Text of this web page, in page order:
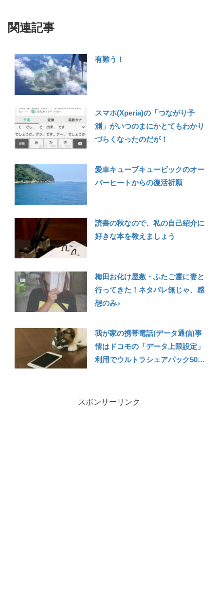
関連記事
有難う！
スマホ(Xperia)の「つながり予
測」がいつのまにかとてもわかり
づらくなったのだが！
愛車キューブキュービックのオー
バーヒートからの復活祈願
読書の秋なので、私の自己紹介に
好きな本を教えましょう
梅田お化け屋敷・ふたご霊に妻と
行ってきた！ネタバレ無じゃ、感
想のみ♪
我が家の携帯電話(データ通信)事
情はドコモの「データ上限設定」
利用でウルトラシェアパック50～
スポンサーリンク